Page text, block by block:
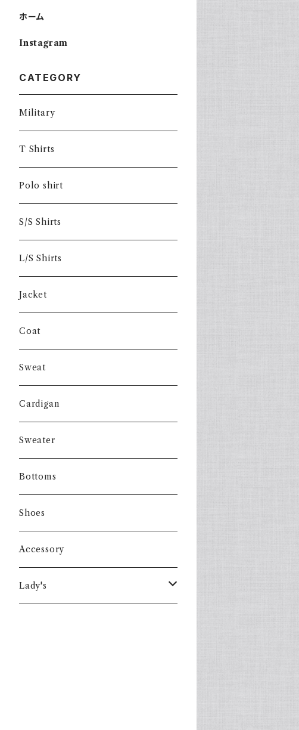
ホーム
Instagram
CATEGORY
Military
T Shirts
Polo shirt
S/S Shirts
L/S Shirts
Jacket
Coat
Sweat
Cardigan
Sweater
Bottoms
Shoes
Accessory
Lady's